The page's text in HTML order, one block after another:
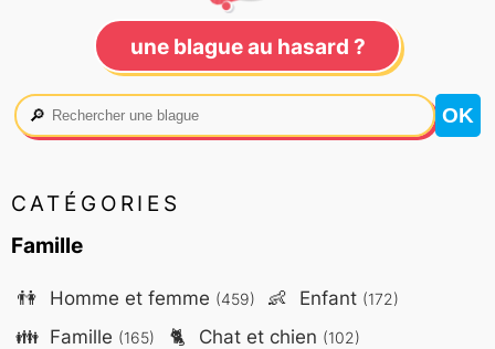
une blague au hasard ?
🔎
CATÉGORIES
Famille
👫 Homme et femme (459) 👶 Enfant (172)
👪 Famille (165) 🐈 Chat et chien (102)